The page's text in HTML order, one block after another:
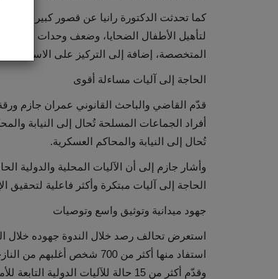
كما تحدثت الدكتورة رانيا عن قصور كبير في
لتأهيل الأطفال الضحايا، وضعف وحدات
المتخصصة، إضافة إلى التركيز على الاستجابة
الحاجة إلى آليات مساءلة أقوى
قدّم القاضي والباحث القانوني عمران جازم
أفراد الجماعات المسلحة تُحال إلى النيابة
تُحال إلى النيابة والمحاكم العسكرية.
وأشار جازم إلى أن الآليات المحلية والدولية
الحاجة إلى آليات مبتكرة وأكثر فاعلية لتحقيق
جهود ميدانية وتوثيق واسع وتوصيات
استفاد منها أكثر من 700
وقدّم أكثر من 15 حالة للآليات الدولية التابعة للأمم المتحدة، ووثّق أكثر من 420 حالة انتهاك، بينها 50 حالة انتهاك مركّب.